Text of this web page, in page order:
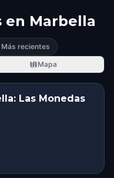
en Marbella
Más recientes
Mapa
Las Monedas